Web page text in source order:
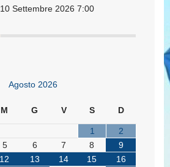
Settembre 2026 7:00
Agosto 2026
M G V S D
1
2
5 6 7 8
9
12 13 14 15
16